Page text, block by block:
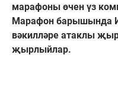
марафоны өчен үз
Марафон барышында
вәкилләре атаклы
җырлыйлар.